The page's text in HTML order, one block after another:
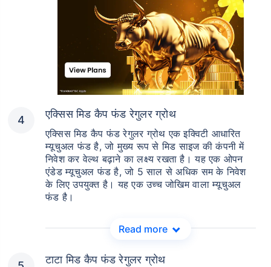
एक्सिस मिड कैप फंड रेगुलर ग्रोथ
एक्सिस मिड कैप फंड रेगुलर ग्रोथ एक इक्विटी आधारित
म्यूचुअल फंड है, जो मुख्य रूप से मिड साइज की कंपनी में
निवेश कर वेल्थ बढ़ाने का लक्ष्य रखता है। यह एक ओपन
एंडेड म्यूचुअल फंड है, जो 5 साल से अधिक सम के निवेश
के लिए उपयुक्त है। यह एक उच्च जोखिम वाला म्यूचुअल
फंड है।
Read more
टाटा मिड कैप फंड रेगुलर ग्रोथ